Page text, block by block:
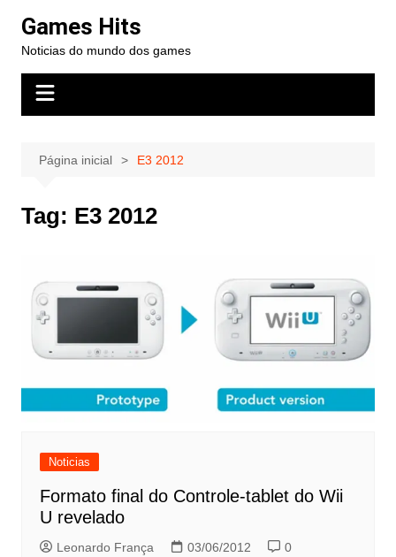
para
conteúdo
Games Hits
Noticias do mundo dos games
Página inicial E3 2012
Tag: E3 2012
Noticias
Formato final do Controle-tablet do Wii
U revelado
Leonardo França 03/06/2012 0